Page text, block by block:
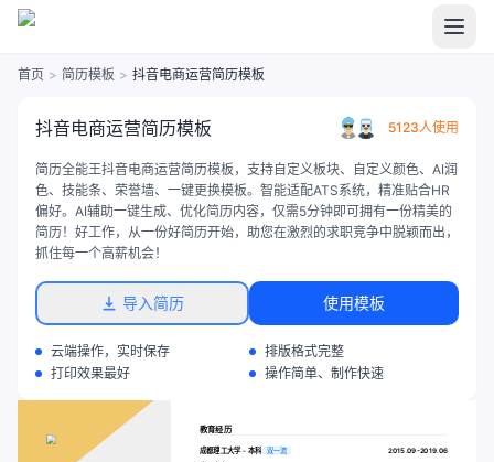
首页 > 简历模板 > 抖音电商运营简历模板
抖音电商运营简历模板 5123人使用
简历全能王抖音电商运营简历模板，支持自定义板块、自定义颜色、AI润
色、技能条、荣誉墙、一键更换模板。智能适配ATS系统，精准贴合HR
偏好。AI辅助一键生成、优化简历内容，仅需5分钟即可拥有一份精美的
简历！好工作，从一份好简历开始，助您在激烈的求职竞争中脱颖而出，
抓住每一个高薪机会！
导入简历 使用模板
云端操作，实时保存
排版格式完整
打印效果最好
操作简单、制作快速
教育经历
成都理工大学 - 本科 双一流 2015.09-2019.06